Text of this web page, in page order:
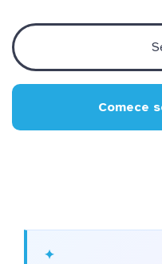
Comece